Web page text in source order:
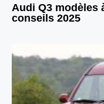
Audi Q3 modèles
conseils 2025